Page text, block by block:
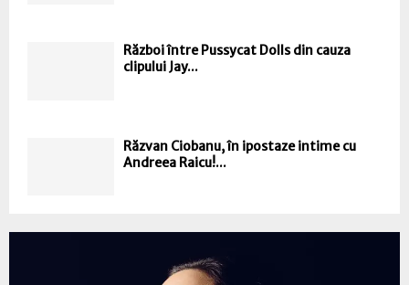
Război între Pussycat Dolls din cauza
clipului Jay...
Răzvan Ciobanu, în ipostaze intime cu
Andreea Raicu!...